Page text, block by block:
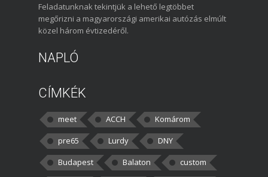
Feladatunknak tekintjük a lehető legtöbbet
megőrizni a magyarországi amerikai autózás elmúlt
közel három évtizedéről.
NAPLÓ
CÍMKÉK
meet ACCH
Komárom
pre65
Lurdy
DNY
Budapest
Balaton
custom